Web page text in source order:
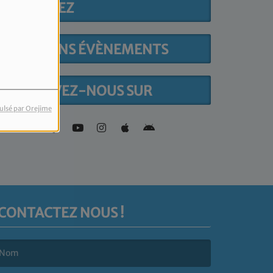
par Orejime
PARTICIPEZ
PROCHAINS ÉVÈNEMENTS
NOUS SUR
NOUS !